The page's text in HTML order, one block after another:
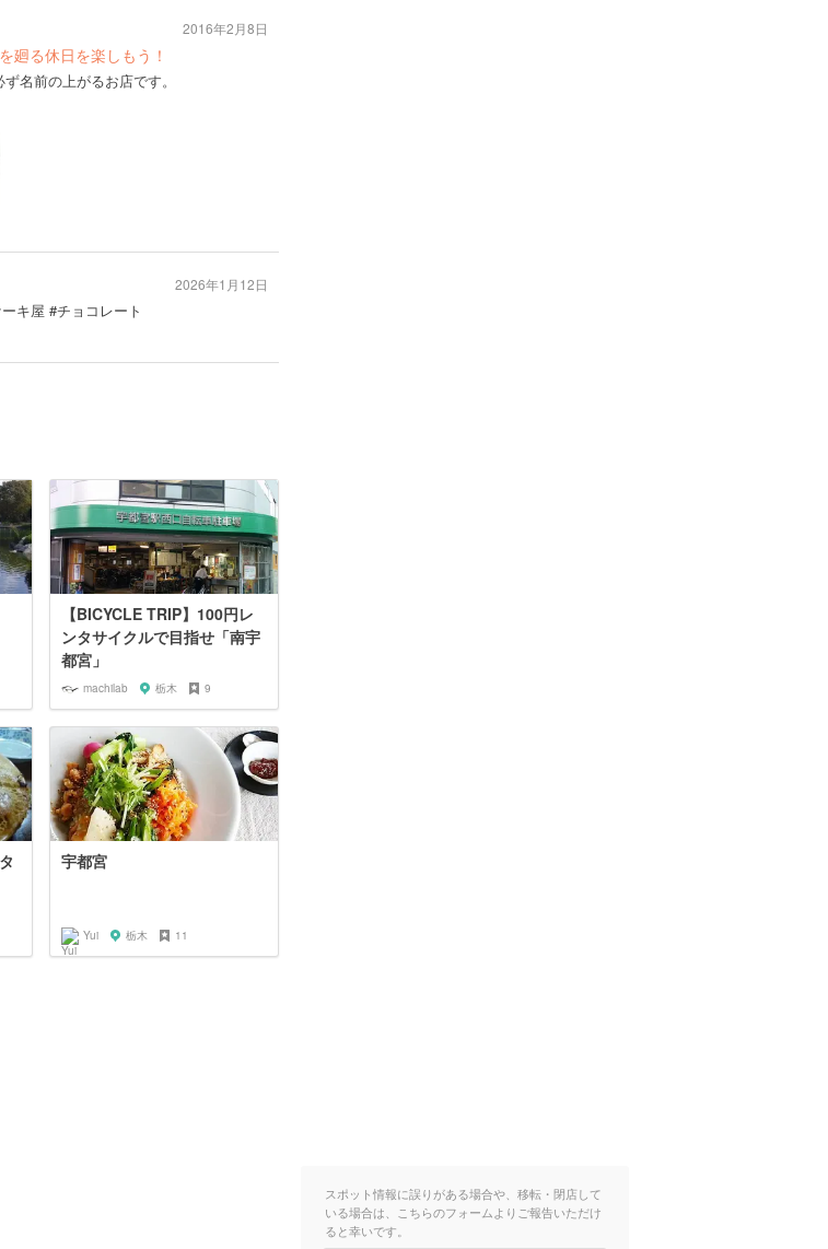
廻る休日を楽しもう！
名前の上がるお店です。
2016年2月8日
キ屋 #チョコレート
2026年1月12日
【BICYCLE TRIP】100円レ
ンタサイクルで目指せ「南宇
都宮」
machilab 栃木 9
宇都宮
Yui 栃木 11
スポット情報に誤りがある場合や、移転・閉店して
いる場合は、こちらのフォームよりご報告いただけ
ると幸いです。